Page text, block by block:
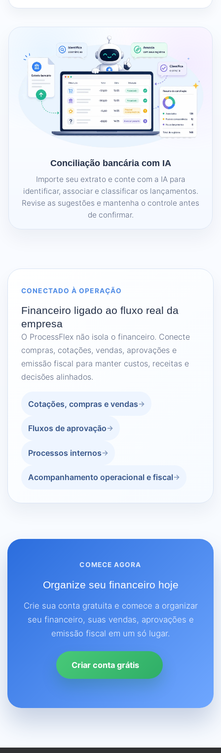
Conciliação bancária com IA
Importe seu extrato e conte com a IA para
identificar, associar e classificar os lançamentos.
Revise as sugestões e mantenha o controle antes
de confirmar.
CONECTADO À OPERAÇÃO
Financeiro ligado ao fluxo real da
empresa
O ProcessFlex não isola o financeiro. Conecte
compras, cotações, vendas, aprovações e
emissão fiscal para manter custos, receitas e
decisões alinhados.
Cotações, compras e vendas
Fluxos de aprovação
Processos internos
Acompanhamento operacional e fiscal
COMECE AGORA
Organize seu financeiro hoje
Crie sua conta gratuita e comece a organizar
seu financeiro, suas vendas, aprovações e
emissão fiscal em um só lugar.
Criar conta grátis